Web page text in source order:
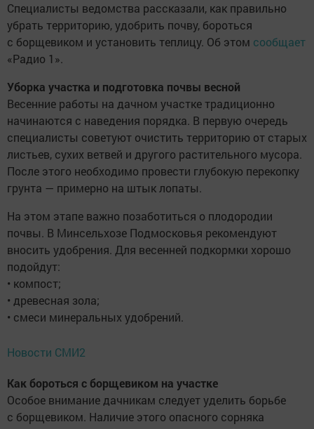
Специалисты ведомства рассказали, как правильно
убрать территорию, удобрить почву, бороться
с борщевиком и установить теплицу. Об этом сообщает
«Радио 1».
Уборка участка и подготовка почвы весной
Весенние работы на дачном участке традиционно
начинаются с наведения порядка. В первую очередь
специалисты советуют очистить территорию от старых
листьев, сухих ветвей и другого растительного мусора.
После этого необходимо провести глубокую перекопку
грунта — примерно на штык лопаты.
На этом этапе важно позаботиться о плодородии
почвы. В Минсельхозе Подмосковья рекомендуют
вносить удобрения. Для весенней подкормки хорошо
подойдут:
• компост;
• древесная зола;
• смеси минеральных удобрений.
Новости СМИ2
Как бороться с борщевиком на участке
Особое внимание дачникам следует уделить борьбе
с борщевиком. Наличие этого опасного сорняка